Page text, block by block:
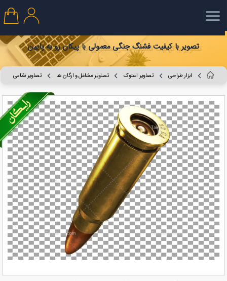
تصویر با کیفیت فشنگ جنگی معمولی با پیکان رو به پایین
ابزار طراحی تصاویر استوک تصاویر مشاغل و ارگان ها تصاویر نظامی